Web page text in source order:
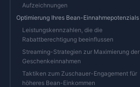
Aufzeichnungen
Optimierung Ihres Bean-Einnahmepotenzials
Leistungskennzahlen, die die
Rabattberechtigung beeinflussen
Streaming-Strategien zur Maximierung der
Geschenkeinnahmen
Taktiken zum Zuschauer-Engagement für
höheres Bean-Einkommen